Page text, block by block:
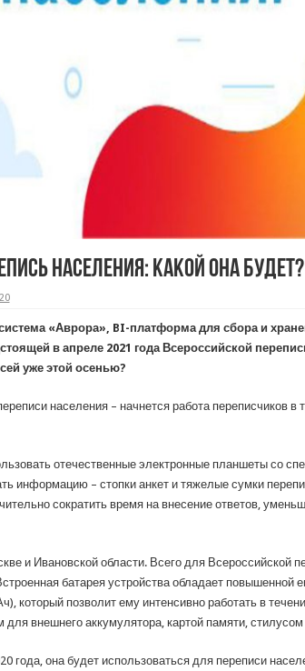
населения: Какой она будет?
«Аврора», BI-платформа для сбора и
в апреле 2021 года Всероссийской
уже этой осенью?
населения – начнется работа переписчиков
отечественные электронные планшеты со
информацию – стопки анкет и тяжелые сумки
сократить время на внесение ответов,
и Ивановской области. Всего для Всероссийской
батарея устройства обладает повышенной
который позволит ему интенсивно работать в
внешнего аккумулятора, картой памяти, стилусом
года, она будет использоваться для переписи